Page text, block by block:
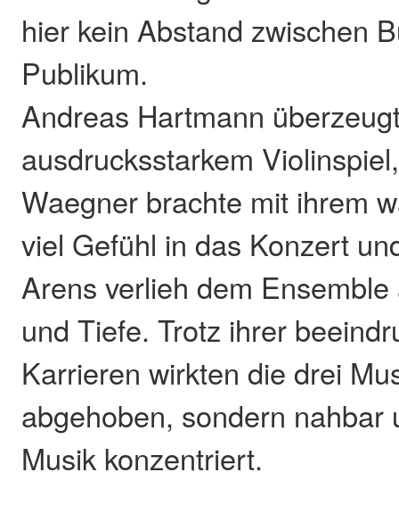
hier kein Abstand zwischen
Publikum.
Andreas Hartmann
ausdrucksstarkem
Waegner brachte mit ihrem
viel Gefühl in das Konzert
Arens verlieh dem
und Tiefe. Trotz ihrer
Karrieren wirkten die drei
abgehoben, sondern nahbar
Musik konzentriert.